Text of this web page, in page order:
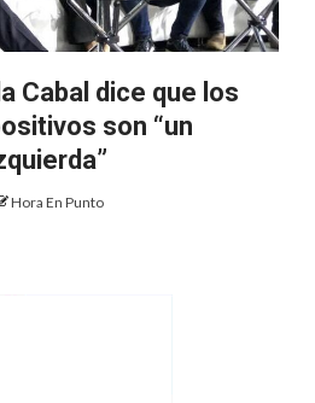
Cabal dice que los
son “un
Hora En Punto